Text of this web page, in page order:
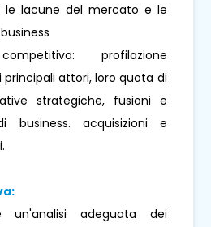
le lacune del mercato e le
profilazione
attori, loro quota di
strategiche, fusioni e
business. acquisizioni e
adeguata dei